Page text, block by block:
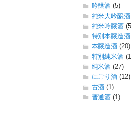
吟醸酒 (5)
純米大吟醸酒
純米吟醸酒
特別本醸造酒
本醸造酒 (20)
特別純米酒
純米酒 (27)
にごり酒 (12)
古酒 (1)
普通酒 (1)